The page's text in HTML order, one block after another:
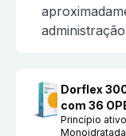
Dorflex
com 36
Princípio